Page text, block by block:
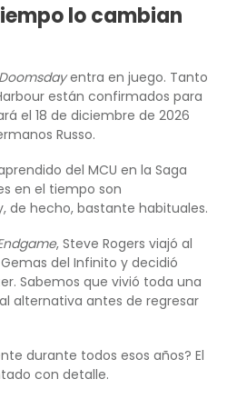
lo cambian
entra en juego. Tanto
están confirmados para
el 18 de diciembre de 2026
Russo.
del MCU en la Saga
en el tiempo son
de hecho, bastante habituales.
, Steve Rogers viajó al
del Infinito y decidió
Sabemos que vivió toda una
alternativa antes de regresar
durante todos esos años? El
con detalle.